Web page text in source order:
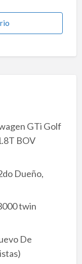
GTi Golf
BOV
Dueño,
twin
De